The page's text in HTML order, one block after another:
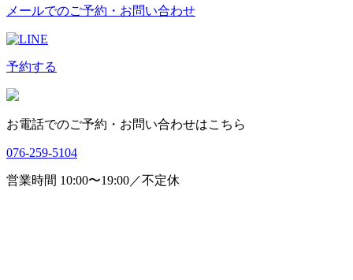
メールでのご予約・お問い合わせ
予約する
お電話でのご予約・お問い合わせはこちら
076-259-5104
営業時間 10:00〜19:00／不定休